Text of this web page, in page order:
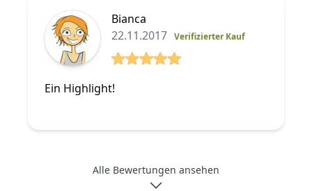
Bianca
22.11.2017 Verifizierter Kauf
Ein Highlight!
Alle Bewertungen ansehen